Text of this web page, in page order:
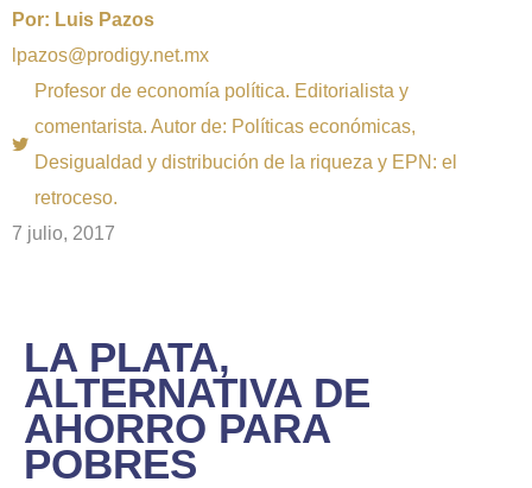
Por: Luis Pazos
lpazos@prodigy.net.mx
Profesor de economía política. Editorialista y
comentarista. Autor de: Políticas económicas,
Desigualdad y distribución de la riqueza y EPN: el
retroceso.
7 julio, 2017
LA PLATA,
ALTERNATIVA DE
AHORRO PARA
POBRES